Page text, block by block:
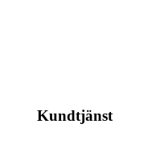
Kundtjänst